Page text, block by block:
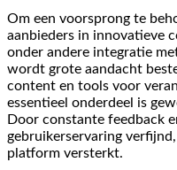
Om een voorsprong te
aanbieders in innovatieve
onder andere integratie
wordt grote aandacht
content en tools voor
essentieel onderdeel is
Door constante feedback
gebruikerservaring
platform versterkt.